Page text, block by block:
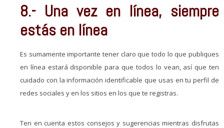
8.- Una vez en línea, siempre
estás en línea
Es sumamente importante tener claro que todo lo que publiques
en línea estará disponible para que todos lo vean, así que ten
cuidado con la información identificable que usas en tu perfil de
redes sociales y en los sitios en los que te registras.
Ten en cuenta estos consejos y sugerencias mientras disfrutas